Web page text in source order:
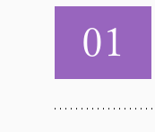
01